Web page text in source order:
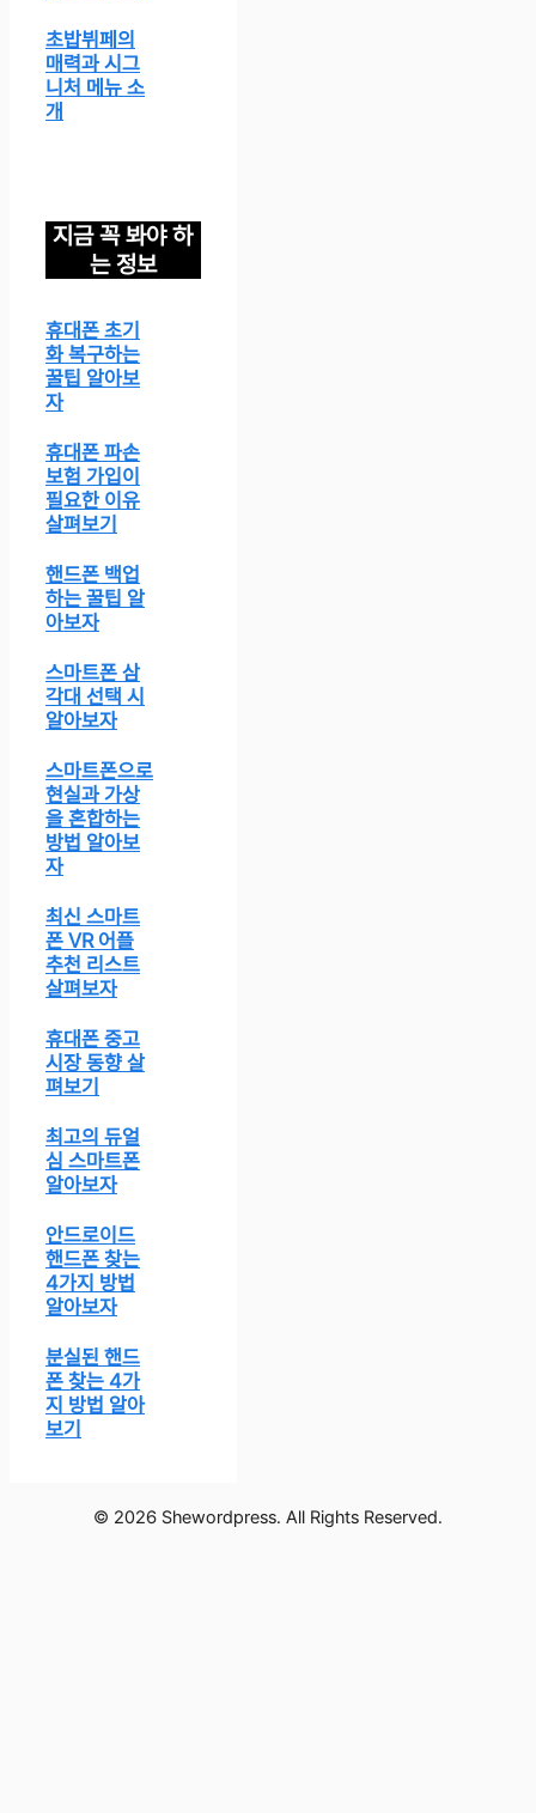
초밥뷔페의
매력과 시그
니처 메뉴 소
개
지금 꼭 봐야 하
는 정보
휴대폰 초기
화 복구하는
꿀팁 알아보
자
휴대폰 파손
보험 가입이
필요한 이유
살펴보기
핸드폰 백업
하는 꿀팁 알
아보자
스마트폰 삼
각대 선택 시
알아보자
스마트폰으로
현실과 가상
을 혼합하는
방법 알아보
자
최신 스마트
폰 VR 어플
추천 리스트
살펴보자
휴대폰 중고
시장 동향 살
펴보기
최고의 듀얼
심 스마트폰
알아보자
안드로이드
핸드폰 찾는
4가지 방법
알아보자
분실된 핸드
폰 찾는 4가
지 방법 알아
보기
© 2026 Shewordpress. All Rights Reserved.